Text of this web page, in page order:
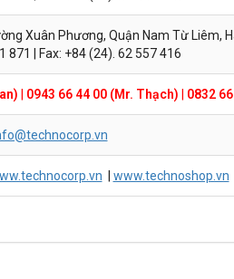
Xuân Phương, Quận Nam Từ Liêm,
871 | Fax: +84 (24). 62 557 416
0943 66 44 00 (Mr. Thạch) 0832
www.technoshop.vn